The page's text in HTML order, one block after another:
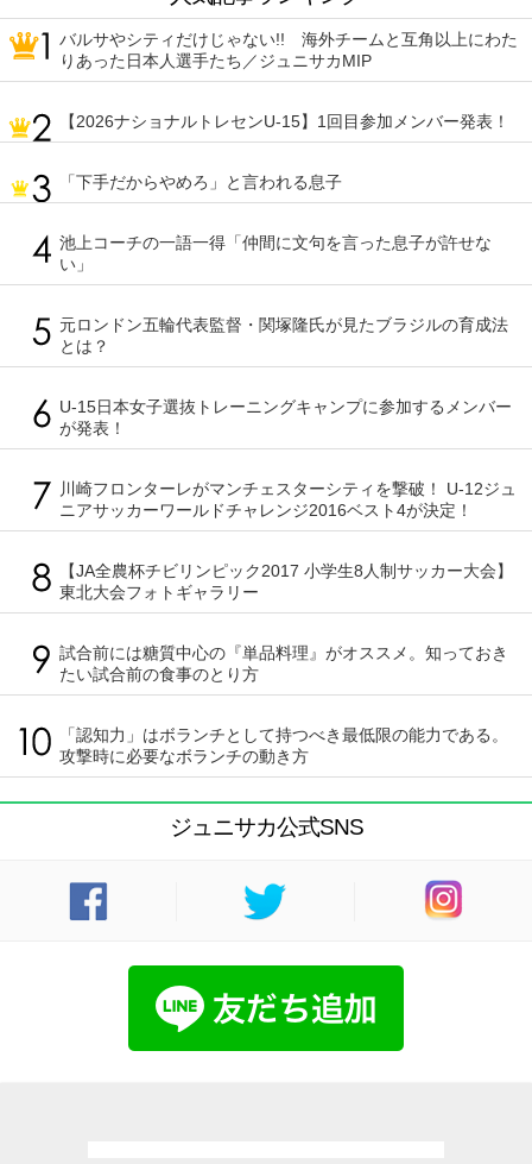
バルサやシティだけじゃない!! 海外チームと互角以上にわた
りあった日本人選手たち／ジュニサカMIP
【2026ナショナルトレセンU-15】1回目参加メンバー発表！
「下手だからやめろ」と言われる息子
池上コーチの一語一得「仲間に文句を言った息子が許せな
い」
元ロンドン五輪代表監督・関塚隆氏が見たブラジルの育成法
とは？
U-15日本女子選抜トレーニングキャンプに参加するメンバー
が発表！
川崎フロンターレがマンチェスターシティを撃破！ U-12ジュ
ニアサッカーワールドチャレンジ2016ベスト4が決定！
【JA全農杯チビリンピック2017 小学生8人制サッカー大会】
東北大会フォトギャラリー
試合前には糖質中心の『単品料理』がオススメ。知っておき
たい試合前の食事のとり方
「認知力」はボランチとして持つべき最低限の能力である。
攻撃時に必要なボランチの動き方
ジュニサカ公式SNS